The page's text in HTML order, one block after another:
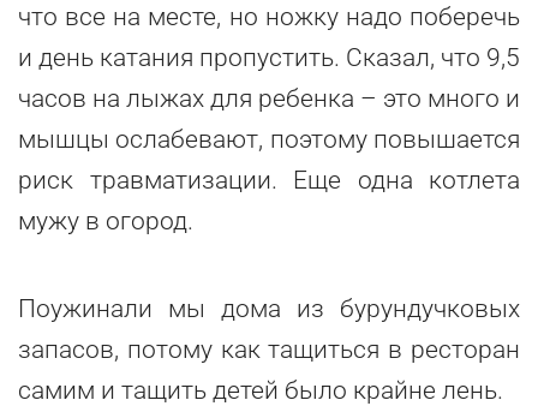
что все на месте, но ножку надо поберечь
и день катания пропустить. Сказал, что 9,5
часов на лыжах для ребенка – это много и
мышцы ослабевают, поэтому повышается
риск травматизации. Еще одна котлета
мужу в огород.
Поужинали мы дома из бурундучковых
запасов, потому как тащиться в ресторан
самим и тащить детей было крайне лень.